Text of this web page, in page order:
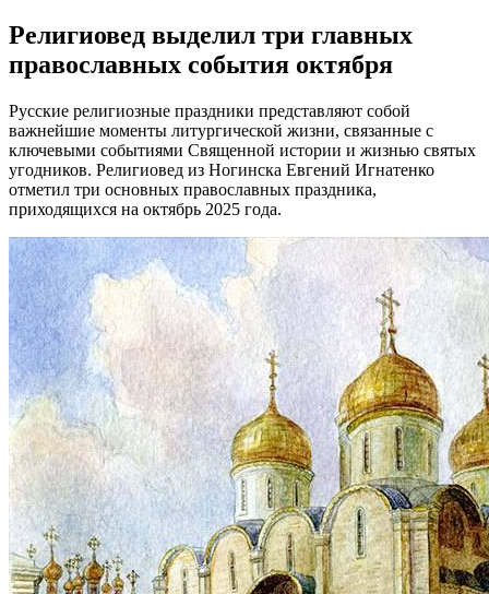
Религиовед выделил три главных
православных события октября
Русские религиозные праздники представляют собой
важнейшие моменты литургической жизни, связанные с
ключевыми событиями Священной истории и жизнью святых
угодников. Религиовед из Ногинска Евгений Игнатенко
отметил три основных православных праздника,
приходящихся на октябрь 2025 года.